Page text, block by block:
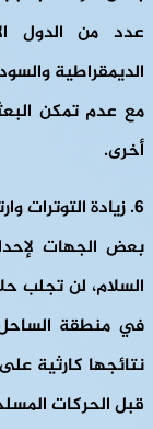
عدد من الدول
الديمقراطية
مع عدم تمكن
أخرى.
6. زيادة التوترات
بعض الجهات
السلام، لن تجلب
في منطقة
نتائجها كارثية
قبل الحركات